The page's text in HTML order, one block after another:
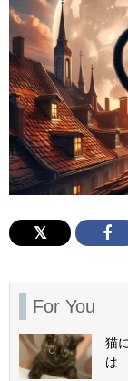
For You
猫
は